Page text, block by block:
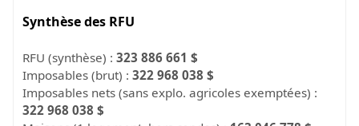
Synthèse des RFU
RFU (synthèse) :323 886 661 $
Imposables (brut) :322 968 038 $
Imposables nets (sans explo. agricoles exemptées) :
322 968 038 $